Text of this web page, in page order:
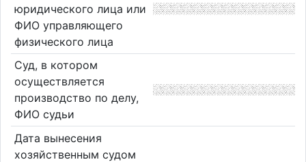
юридического лица или
ФИО управляющего
физического лица
Суд, в котором
осуществляется
производство по делу,
ФИО судьи
Дата вынесения
хозяйственным судом